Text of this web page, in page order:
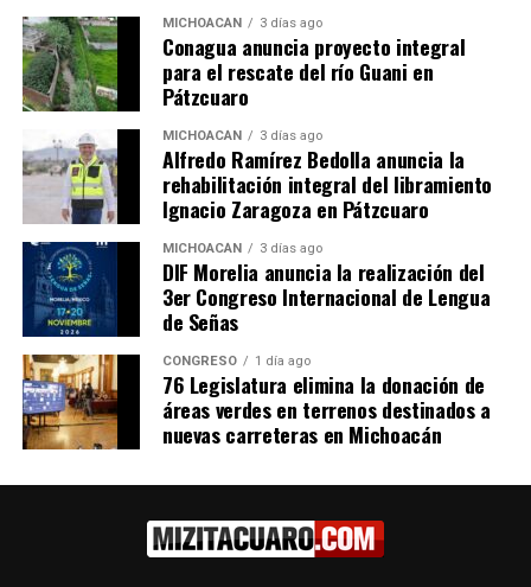
Relacionado
Secretaría de Salud de
Michoacán Despliega
Unidades Móviles de
Mastografía en Cinco
Municipios
18 noviembre, 2025
En "Michoacán"
Secretaría de Salud
despliega unidades móviles
de mastografía gratuita en
25 mayo, 2026
En "Michoacán"
SSM llevará mastografías
MICHOACÁN 3 días ago
Conagua anuncia proyecto integral
para el rescate del río Guani en
Pátzcuaro
MICHOACÁN 3 días ago
Alfredo Ramírez Bedolla anuncia la
rehabilitación integral del libramiento
Ignacio Zaragoza en Pátzcuaro
MICHOACÁN 3 días ago
DIF Morelia anuncia la realización del
3er Congreso Internacional de Lengua
de Señas
CONGRESO 1 día ago
76 Legislatura elimina la donación de
áreas verdes en terrenos destinados a
nuevas carreteras en Michoacán